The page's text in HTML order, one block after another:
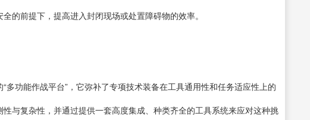
的前提下，提高进入封闭现场或处置障碍物的效率。
多功能作战平台”，它弥补了专项技术装备在工具通用性和任务适应性上的
与复杂性，并通过提供一套高度集成、种类齐全的工具系统来应对这种挑